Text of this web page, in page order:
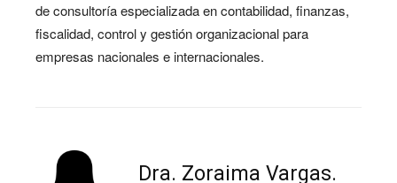
de consultoría especializada en contabilidad, finanzas,
fiscalidad, control y gestión organizacional para
empresas nacionales e internacionales.
Dra. Zoraima Vargas.